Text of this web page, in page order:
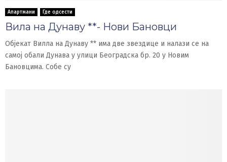
Апартмани Где одсести
Вила на Дунаву **- Нови Бановци
Објекат Вилла на Дунаву ** има две звездице и налази се на
самој обали Дунава у улици Београдска бр. 20 у Новим
Бановцима. Собе су